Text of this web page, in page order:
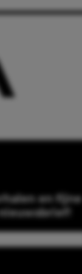
en fijne